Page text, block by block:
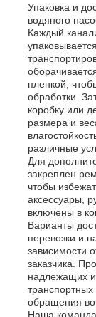
Упаковка и
водяного
Каждый
пленкой,
обработки.
коробку или
размера и
различные
Для
закреплен
чтобы
аксессуары,
включены в
Варианты
перевозки и
зависимости
заказчика.
надлежащих
обращения во
Наша команда